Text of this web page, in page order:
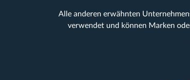
Alle anderen erwähnten
verwendet und können Marken